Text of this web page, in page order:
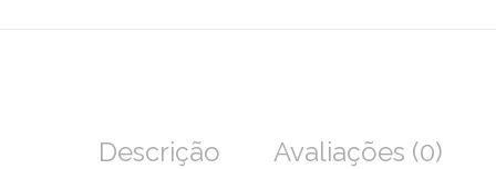
Descrição Avaliações (0)